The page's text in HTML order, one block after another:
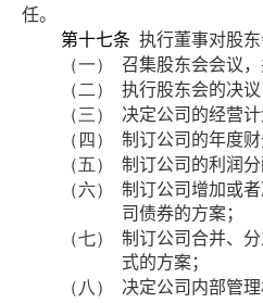
任。
第十七条 执行董事对股东
（一） 召集股东会会议，
（二） 执行股东会的决议
（三） 决定公司的经营计
（四） 制订公司的年度财
（五） 制订公司的利润分
（六）
制订公司增加或
司债券的方案；
（七）
制订公司合并、
式的方案；
（八） 决定公司内部管理